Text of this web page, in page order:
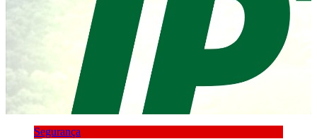
Segurança